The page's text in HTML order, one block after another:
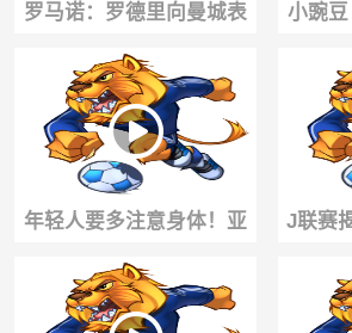
罗马诺：罗德里向曼城表
达了转会意愿，巴萨将提
交一份更高的报价
小豌
的中场
年轻人要多注意身体！亚
马尔女友面容憔悴：肾脏
出问题、尿路感染
J联赛
岛鹿角